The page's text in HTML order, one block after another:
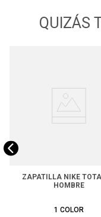
QUIZÁS
ZAPATILLA NIKE
HOMBRE
1 COLOR